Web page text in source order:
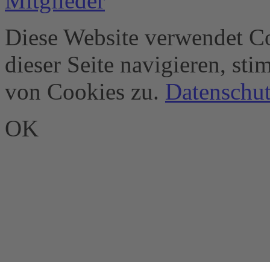
Diese Website verwendet
dieser Seite navigieren,
von Cookies zu.
OK